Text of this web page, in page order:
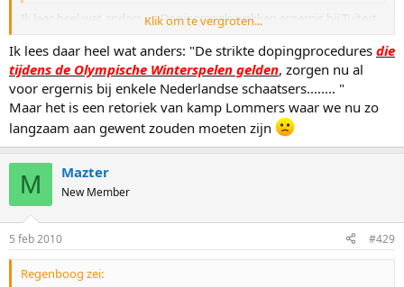
Ik lees heel wat anders . . . Dopingregels wekken ergernis bij Tuitert
http://www.nusport.nl/schaatsen/2177650/dopingregels-wekken-
ergernis-bij-tuitert.html
Klik om te vergroten...
Ik lees daar heel wat anders: "De strikte dopingprocedures die
tijdens de Olympische Winterspelen gelden, zorgen nu al
voor ergernis bij enkele Nederlandse schaatsers........ "
Maar het is een retoriek van kamp Lommers waar we nu zo
langzaam aan gewent zouden moeten zijn
M Mazter
New Member
5 feb 2010 #429
Regenboog zei: